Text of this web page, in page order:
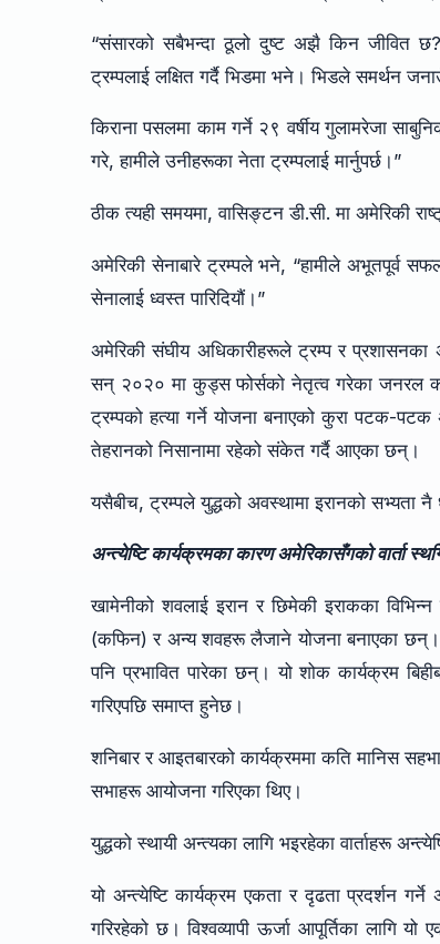
“संसारको सबैभन्दा ठूलो दुष्ट अझै किन जीवित
ट्रम्पलाई लक्षित गर्दै भिडमा भने। भिडले समर्थन
किराना पसलमा काम गर्ने २९ वर्षीय गुलामरेजा
गरे, हामीले उनीहरूका नेता ट्रम्पलाई मार्नुपर्छ।”
ठीक त्यही समयमा, वासिङ्टन डी.सी. मा अमेरिकी
अमेरिकी सेनाबारे ट्रम्पले भने, “हामीले अभूतपूर्व
सेनालाई ध्वस्त पारिदियौं।”
अमेरिकी संघीय अधिकारीहरूले ट्रम्प र प्रशासनका
सन् २०२० मा कुड्स फोर्सको नेतृत्व गरेका जनरल
ट्रम्पको हत्या गर्ने योजना बनाएको कुरा पटक-
तेहरानको निसानामा रहेको संकेत गर्दै आएका छन्।
यसैबीच, ट्रम्पले युद्धको अवस्थामा इरानको सभ्यता नै
अन्त्येष्टि कार्यक्रमका कारण अमेरिकासँगको वार्ता
खामेनीको शवलाई इरान र छिमेकी इराकका
(कफिन) र अन्य शवहरू लैजाने योजना बनाएका छन्।
पनि प्रभावित पारेका छन्। यो शोक कार्यक्रम
गरिएपछि समाप्त हुनेछ।
शनिबार र आइतबारको कार्यक्रममा कति मानिस
सभाहरू आयोजना गरिएका थिए।
युद्धको स्थायी अन्त्यका लागि भइरहेका वार्ताहरू
यो अन्त्येष्टि कार्यक्रम एकता र दृढता प्रदर्शन
गरिरहेको छ। विश्वव्यापी ऊर्जा आपूर्तिका लागि